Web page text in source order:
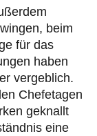
beim
für das
haben
vergeblich.
Chefetagen
geknallt
eine